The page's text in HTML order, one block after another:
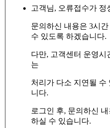
고객님, 오류접수가
문의하신 내용은 3시
수 있도록 하겠습니다.
다만, 고객센터 운영시
는
처리가 다소 지연될 수
니다.
로그인 후, 문의하신
하실 수 있습니다.